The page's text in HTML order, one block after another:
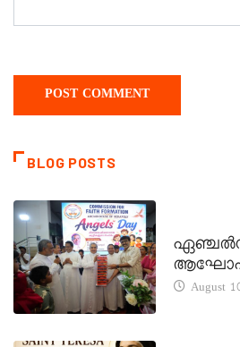
BLOG POSTS
August